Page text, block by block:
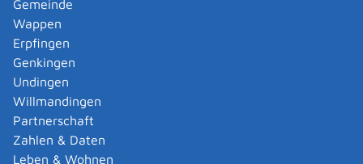
Gemeinde
Wappen
Erpfingen
Genkingen
Undingen
Willmandingen
Partnerschaft
Zahlen & Daten
Leben & Wohnen
Abschluss nicht in der Nähe machen können.
Der monatliche Bedarf für Schülerinnen und Schüler
beträgt:
Wenn Sie bei Ihren Eltern wohnen:
276 EUR wenn Sie eine Berufsfachschule
besuchen oder eine Fachschule, die Sie ohne
abgeschlossene Berufsausbildung besuchen
können oder